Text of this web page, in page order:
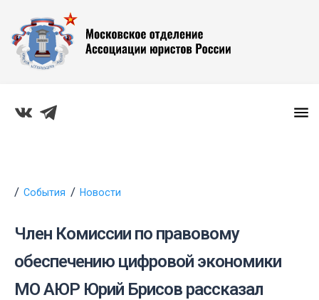
События Новости
Член Комиссии по правовому
обеспечению цифровой экономики
МО АЮР Юрий Брисов рассказал